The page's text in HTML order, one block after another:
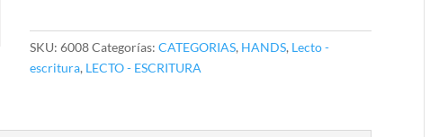
SKU:6008Categorías:CATEGORIAS, HANDS, Lecto -
escritura, LECTO - ESCRITURA